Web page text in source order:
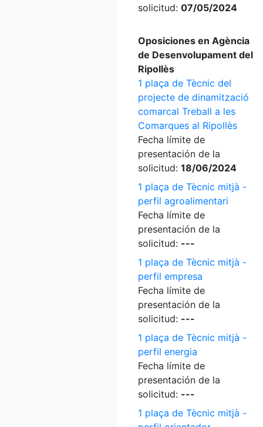
solicitud: 07/05/2024
Oposiciones en Agència
de Desenvolupament del
Ripollès
1 plaça de Tècnic del
projecte de dinamització
comarcal Treball a les
Comarques al Ripollès
Fecha límite de
presentación de la
solicitud: 18/06/2024
1 plaça de Tècnic mitjà -
perfil agroalimentari
Fecha límite de
presentación de la
solicitud: ---
1 plaça de Tècnic mitjà -
perfil empresa
Fecha límite de
presentación de la
solicitud: ---
1 plaça de Tècnic mitjà -
perfil energia
Fecha límite de
presentación de la
solicitud: ---
1 plaça de Tècnic mitjà -